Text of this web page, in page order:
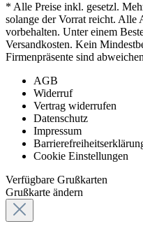
* Alle Preise inkl. gesetzl.
solange der Vorrat reicht. Alle
vorbehalten. Unter einem
Versandkosten. Kein
Firmenpräsente sind
AGB
Widerruf
Vertrag widerrufen
Datenschutz
Impressum
Cookie Einstellungen
Verfügbare Grußkarten
Grußkarte ändern